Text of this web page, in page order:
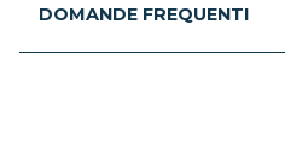
DOMANDE FREQUENTI